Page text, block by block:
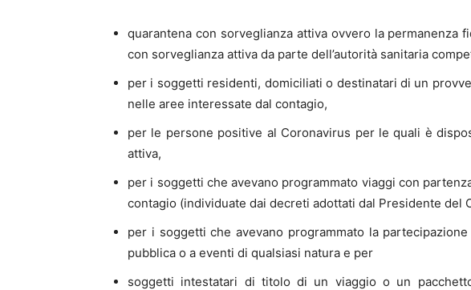
quarantena con sorveglianza attiva ovvero la permanenza
con sorveglianza attiva da parte dell’autorità sanitaria
per i soggetti residenti, domiciliati o destinatari di un
nelle aree interessate dal contagio,
per le persone positive al Coronavirus per le quali è
attiva,
per i soggetti che avevano programmato viaggi con
contagio (individuate dai decreti adottati dal Presidente del
per i soggetti che avevano programmato la
pubblica o a eventi di qualsiasi natura e per
soggetti intestatari di titolo di un viaggio o un